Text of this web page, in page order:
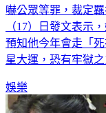
嚇公眾等罪，裁定
（17）日發文表示
預知他今年會走「
星大運，恐有牢獄之
娛樂